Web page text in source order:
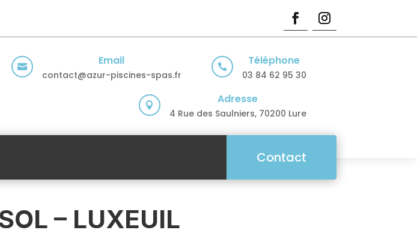
 Email
contact@azur-piscines-spas.fr
 Téléphone
03 84 62 95 30
 Adresse
4 Rue des Saulniers, 70200 Lure
Contact
– LUXEUIL